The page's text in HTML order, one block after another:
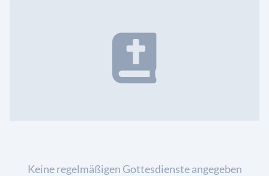
Keine regelmäßigen Gottesdienste angegeben